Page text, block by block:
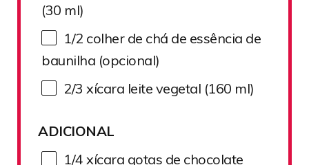
(30 ml)
1/2 colher de chá de essência de
baunilha (opcional)
2/3 xícara leite vegetal (160 ml)
ADICIONAL
1/4 xícara gotas de chocolate